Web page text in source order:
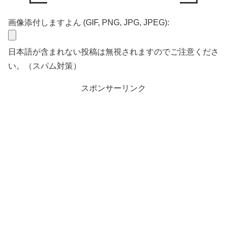
画像添付しますよん (GIF, PNG, JPG, JPEG):
日本語が含まれない投稿は無視されますのでご注意くださ
い。（スパム対策）
スポンサーリンク